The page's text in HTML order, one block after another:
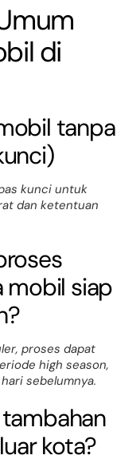
di
tanpa
kunci untuk
dan ketentuan
mobil siap
proses dapat
high season,
sebelumnya.
kota?